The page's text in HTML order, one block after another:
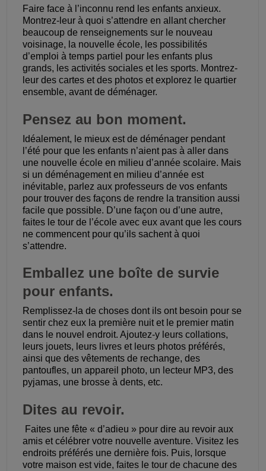
Faire face à l’inconnu rend les enfants anxieux.
Montrez-leur à quoi s’attendre en allant chercher
beaucoup de renseignements sur le nouveau
voisinage, la nouvelle école, les possibilités
d’emploi à temps partiel pour les enfants plus
grands, les activités sociales et les sports. Montrez-
leur des cartes et des photos et explorez le quartier
ensemble, avant de déménager.
Pensez au bon moment.
Idéalement, le mieux est de déménager pendant
l’été pour que les enfants n’aient pas à aller dans
une nouvelle école en milieu d’année scolaire. Mais
si un déménagement en milieu d’année est
inévitable, parlez aux professeurs de vos enfants
pour trouver des façons de rendre la transition aussi
facile que possible. D’une façon ou d’une autre,
faites le tour de l’école avec eux avant que les cours
ne commencent pour qu’ils sachent à quoi
s’attendre.
Emballez une boîte de survie
pour enfants.
Remplissez-la de choses dont ils ont besoin pour se
sentir chez eux la première nuit et le premier matin
dans le nouvel endroit. Ajoutez-y leurs collations,
leurs jouets, leurs livres et leurs photos préférés,
ainsi que des vêtements de rechange, des
pantoufles, un appareil photo, un lecteur MP3, des
pyjamas, une brosse à dents, etc.
Dites au revoir.
Faites une fête « d’adieu » pour dire au revoir aux
amis et célébrer votre nouvelle aventure. Visitez les
endroits préférés une dernière fois. Puis, lorsque
votre maison est vide, faites le tour de chacune des